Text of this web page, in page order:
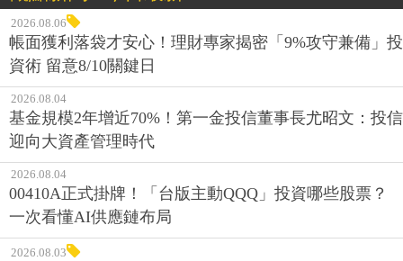
2026.08.06
帳面獲利落袋才安心！理財專家揭密「9%攻守兼備」投
資術 留意8/10關鍵日
2026.08.04
基金規模2年增近70%！第一金投信董事長尤昭文：投信
迎向大資產管理時代
2026.08.04
00410A正式掛牌！「台版主動QQQ」投資哪些股票？
一次看懂AI供應鏈布局
2026.08.03